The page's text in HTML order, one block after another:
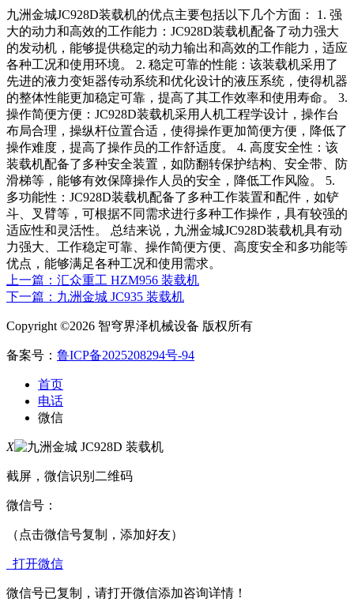
九洲金城JC928D装载机的优点主要包括以下几个方面： 1. 强
大的动力和高效的工作能力：JC928D装载机配备了动力强大
的发动机，能够提供稳定的动力输出和高效的工作能力，适应
各种工况和使用环境。 2. 稳定可靠的性能：该装载机采用了
先进的液力变矩器传动系统和优化设计的液压系统，使得机器
的整体性能更加稳定可靠，提高了其工作效率和使用寿命。 3.
操作简便方便：JC928D装载机采用人机工程学设计，操作台
布局合理，操纵杆位置合适，使得操作更加简便方便，降低了
操作难度，提高了操作员的工作舒适度。 4. 高度安全性：该
装载机配备了多种安全装置，如防翻转保护结构、安全带、防
滑梯等，能够有效保障操作人员的安全，降低工作风险。 5.
多功能性：JC928D装载机配备了多种工作装置和配件，如铲
斗、叉臂等，可根据不同需求进行多种工作操作，具有较强的
适应性和灵活性。 总结来说，九洲金城JC928D装载机具有动
力强大、工作稳定可靠、操作简便方便、高度安全和多功能等
优点，能够满足各种工况和使用需求。
上一篇：汇众重工 HZM956 装载机
下一篇：九洲金城 JC935 装载机
Copyright ©2026 智穹界泽机械设备 版权所有
备案号： 鲁ICP备2025208294号-94
首页
电话
微信
X
截屏，微信识别二维码
微信号：
（点击微信号复制，添加好友）
打开微信
微信号已复制，请打开微信添加咨询详情！